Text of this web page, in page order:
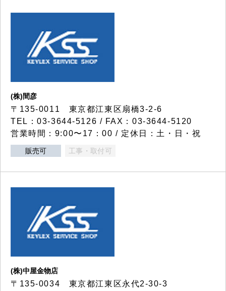
(株)間彦
〒135-0011 東京都江東区扇橋3-2-6
TEL：03-3644-5126 / FAX：03-3644-5120
営業時間：9:00〜17：00 / 定休日：土・日・祝
販売可 工事・取付可
(株)中屋金物店
〒135-0034 東京都江東区永代2-30-3